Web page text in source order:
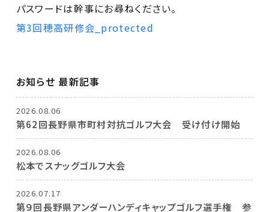
パスワードは幹事にお尋ねください。
第3回穂高研修会_protected
お知らせ 最新記事
2026.08.06
第62回長野県市町村対抗ゴルフ大会 受け付け開始
2026.08.06
松本でスナッグゴルフ大会
2026.07.17
第９回長野県アンダーハンディキャップゴルフ選手権 参